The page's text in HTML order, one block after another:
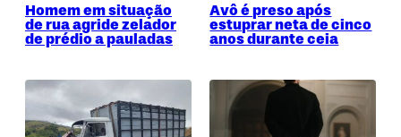
Homem em situação
de rua agride zelador
de prédio a pauladas
Avô é preso após
estuprar neta de cinco
anos durante ceia